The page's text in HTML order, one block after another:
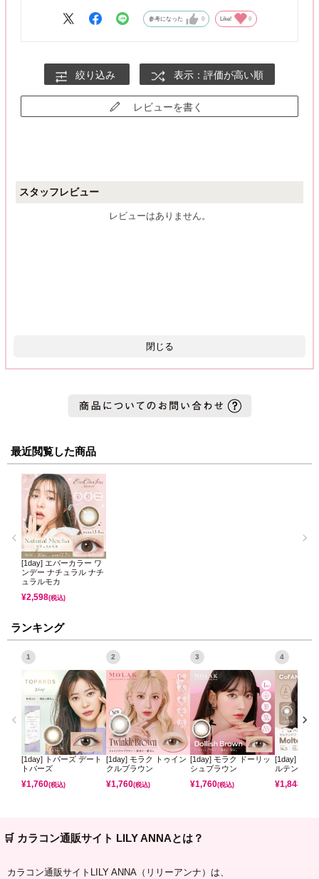
参考になった 0 Like! 0
絞り込み 表示：評価が高い順
レビューを書く
スタッフレビュー
レビューはありません。
閉じる
最近閲覧した商品
[1day] エバーカラー ワ
ンデー ナチュラル ナチ
ュラルモカ
¥2,598(税込)
ランキング
1
[1day] トパーズ デート
トパーズ
¥1,760(税込)
2
[1day] モラク トゥイン
クルブラウン
¥1,760(税込)
3
[1day] モラク ドーリッ
シュブラウン
¥1,760(税込)
4
[1day] コフ
ルテンパフ
¥1,848
🛒 カラコン通販サイト LILY ANNAとは？
カラコン通販サイトLILY ANNA（リリーアンナ）は、